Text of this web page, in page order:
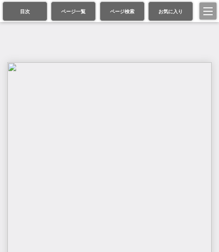
目次 ページ一覧 ページ検索 お気に入り